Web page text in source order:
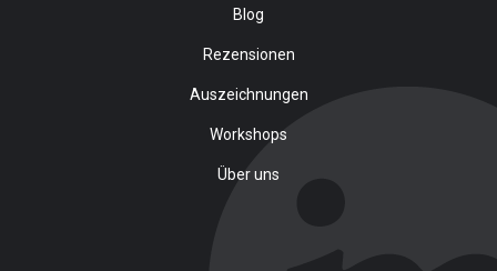
Blog
Rezensionen
Auszeichnungen
Workshops
Über uns